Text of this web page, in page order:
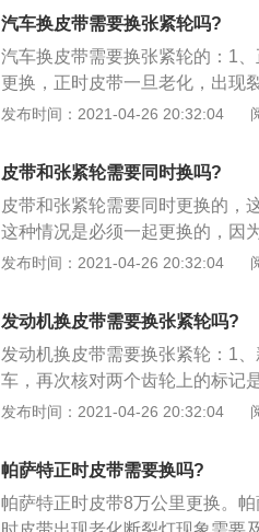
3、皮带老化主要是指皮带在长
轮之间的摩擦力降低这种情况只
汽车换皮带需要换张紧轮吗?
汽车换皮带需要换张紧轮的：1
更换，正时皮带一旦老化，出现
10万公里左右就建议更换一次正
对两次正时点确保准确后为止；
锤敲棒击。4发动机的32-2曲轴
滑结构，起到触发曲轴位置传感
发布时间：2021-04-26 20:32:04
皮带和张紧轮需要同时换吗?
皮带和张紧轮需要同时更换的，
这种情况是必须一起更换的，因
如果是更换外围皮带的话，这种
给你更换掉，再地方修理厂一般
发布时间：2021-04-26 20:32:04
发动机换皮带需要换张紧轮吗?
发动机换皮带需要换张紧轮：1
车，再次核对两个齿轮上的标记
上发动机曲轴输出轴轮和发电机
驶到6万～10万公里时应进行更
为准。
发布时间：2021-04-26 20:32:04
帕萨特正时皮带需要换吗?
帕萨特正时皮带8万公里更换。